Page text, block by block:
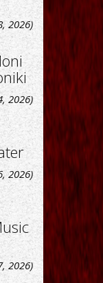
2026)
2026)
2026)
2026)